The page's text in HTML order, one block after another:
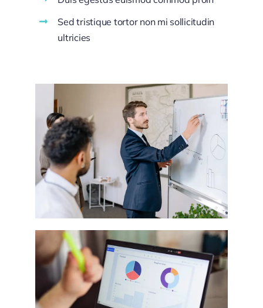
Sed tristique tortor non mi sollicitudin
ultricies